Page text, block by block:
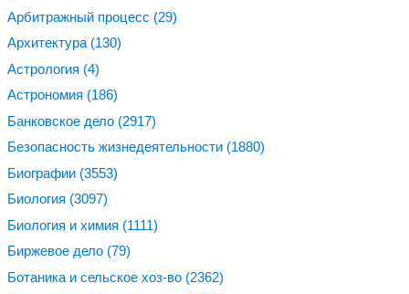
Арбитражный процесс (29)
Архитектура (130)
Астрология (4)
Астрономия (186)
Банковское дело (2917)
Безопасность жизнедеятельности (1880)
Биографии (3553)
Биология (3097)
Биология и химия (1111)
Биржевое дело (79)
Ботаника и сельское хоз-во (2362)